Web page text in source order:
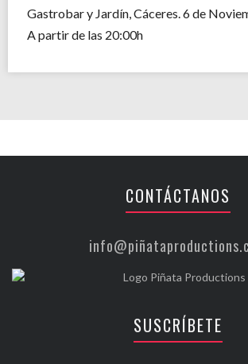
Gastrobar y Jardín, Cáceres. 6 de
A partir de las 20:00h
CONTÁCTANOS
SUSCRÍBETE